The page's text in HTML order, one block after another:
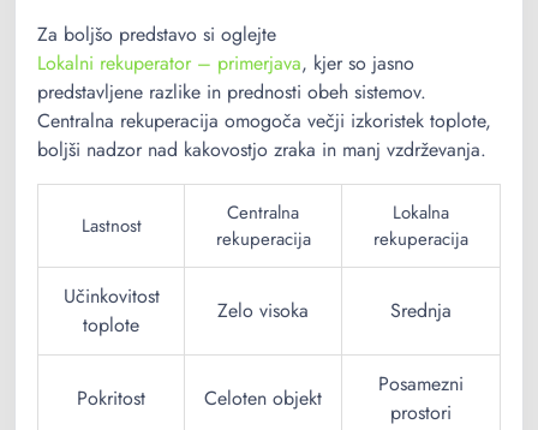
Za boljšo predstavo si oglejte
Lokalni rekuperator – primerjava, kjer so jasno
predstavljene razlike in prednosti obeh sistemov.
Centralna rekuperacija omogoča večji izkoristek toplote,
boljši nadzor nad kakovostjo zraka in manj vzdrževanja.
Lastnost
Centralna
rekuperacija
Lokalna
rekuperacija
Učinkovitost
toplote
Zelo visoka Srednja
Pokritost Celoten objekt
Posamezni
prostori